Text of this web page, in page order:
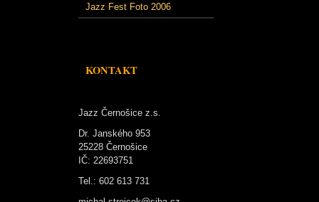
Jazz Fest Foto 2006
KONTAKT
Jazz Černošice z.s.
Dr. Janského 953
25228 Černošice
IČ: 22693751
Tel.: 602 613 731